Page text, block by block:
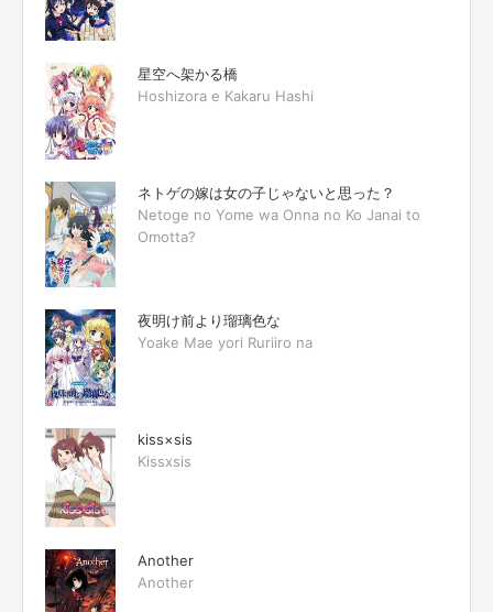
星空へ架かる橋
Hoshizora e Kakaru Hashi
ネトゲの嫁は女の子じゃないと思った？
Netoge no Yome wa Onna no Ko Janai to
Omotta?
夜明け前より瑠璃色な
Yoake Mae yori Ruriiro na
kiss×sis
Kissxsis
Another
Another